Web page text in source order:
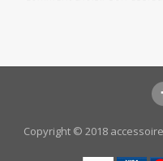
Copyright © 2018